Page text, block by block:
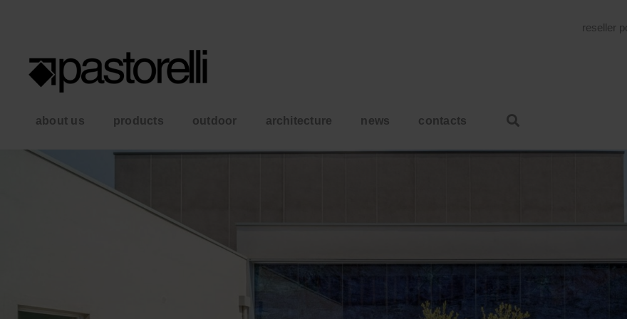
reseller
about us products outdoor architecture news contacts
CONCORSO INTERNAZIONALE